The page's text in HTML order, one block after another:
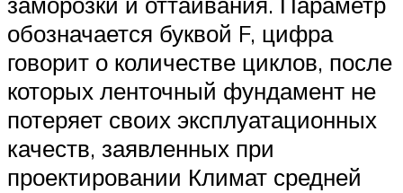
обозначается буквой F, цифра
говорит о количестве циклов, после
которых ленточный фундамент не
потеряет своих эксплуатационных
качеств, заявленных при
проектировании Климат средней